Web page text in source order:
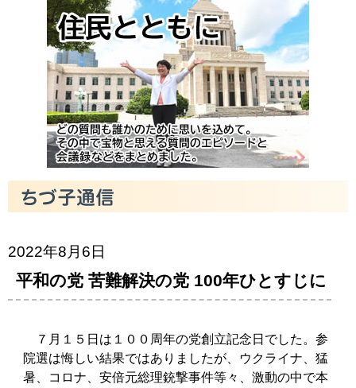
2022年8月6日
平和の党 苦難解決の党 100年ひとすじに
７月１５日は１００周年の党創立記念日でした。参
院選は悔しい結果ではありましたが、ウクライナ、猛
暑、コロナ、安倍元総理銃撃事件等々、激動の中で本